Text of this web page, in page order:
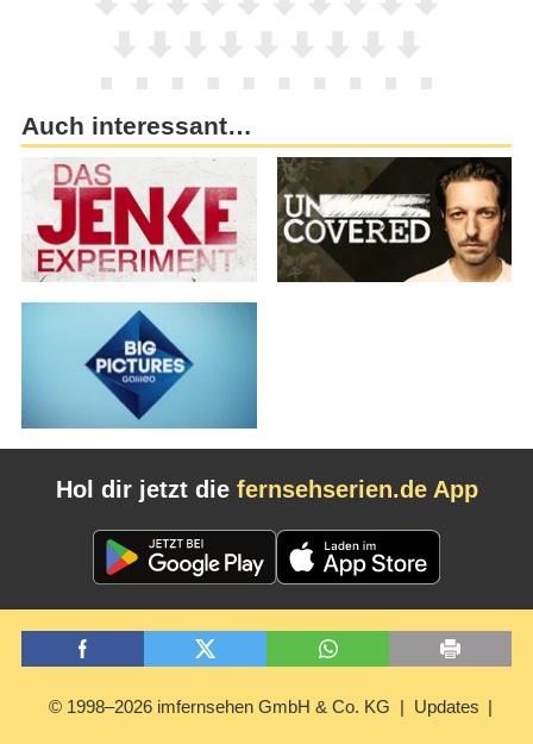
Auch interessant…
Hol dir jetzt die fernsehserien.de App
© 1998–2026 imfernsehen GmbH & Co. KG Updates